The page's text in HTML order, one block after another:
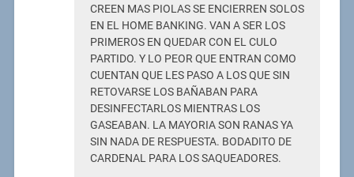
CREEN MAS PIOLAS SE ENCIERREN SOLOS
EN EL HOME BANKING. VAN A SER LOS
PRIMEROS EN QUEDAR CON EL CULO
PARTIDO. Y LO PEOR QUE ENTRAN COMO
CUENTAN QUE LES PASO A LOS QUE SIN
RETOVARSE LOS BAÑABAN PARA
DESINFECTARLOS MIENTRAS LOS
GASEABAN. LA MAYORIA SON RANAS YA
SIN NADA DE RESPUESTA. BODADITO DE
CARDENAL PARA LOS SAQUEADORES.